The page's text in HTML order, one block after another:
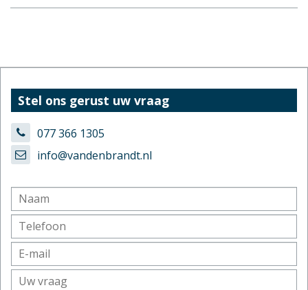
Stel ons gerust uw vraag
077 366 1305
info@vandenbrandt.nl